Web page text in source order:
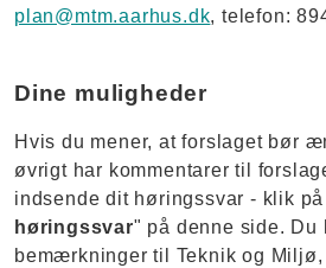
plan@mtm.aarhus.dk, telefon:
Dine muligheder
Hvis du mener, at forslaget bør
øvrigt har kommentarer til
indsende dit høringssvar - klik
høringssvar" på denne side. Du
bemærkninger til Teknik og